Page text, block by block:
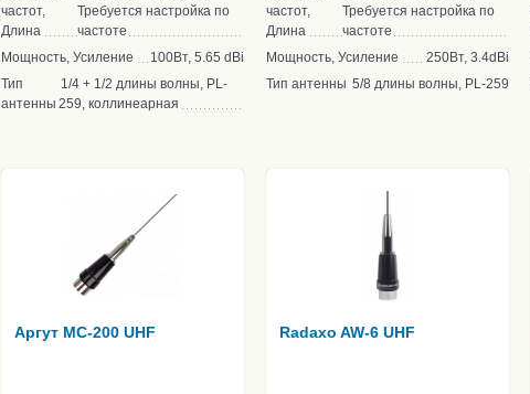
частот,
Длина
Требуется настройка по
частоте
Мощность, Усиление
100Вт, 5.65 dBi
Тип
антенны
1/4 + 1/2 длины волны, PL-
259, коллинеарная
частот,
Длина
Требуется настройка по
частоте
Мощность, Усиление
250Вт, 3.4dBi
Тип антенны 5/8 длины волны, PL-259
Аргут MC-200 UHF Radaxo AW-6 UHF